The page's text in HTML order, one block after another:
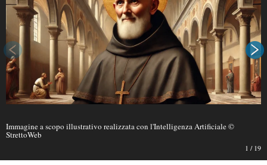
Immagine a scopo illustrativo realizzata con l'Intelligenza Artificiale ©
StrettoWeb
1 / 19